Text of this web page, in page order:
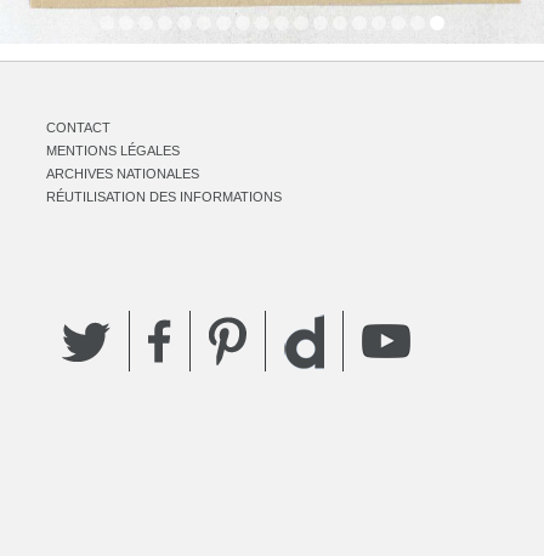
CONTACT
MENTIONS LÉGALES
ARCHIVES NATIONALES
RÉUTILISATION DES INFORMATIONS